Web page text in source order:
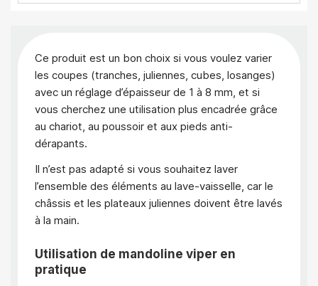
Ce produit est un bon choix si vous voulez varier
les coupes (tranches, juliennes, cubes, losanges)
avec un réglage d’épaisseur de 1 à 8 mm, et si
vous cherchez une utilisation plus encadrée grâce
au chariot, au poussoir et aux pieds anti-
dérapants.
Il n’est pas adapté si vous souhaitez laver
l’ensemble des éléments au lave-vaisselle, car le
châssis et les plateaux juliennes doivent être lavés
à la main.
Utilisation de mandoline viper en
pratique